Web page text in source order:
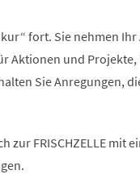
fort. Sie nehmen
Aktionen und
Sie Anregungen,
zur FRISCHZELLE mit